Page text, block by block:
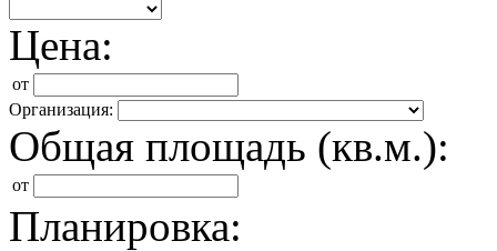
Цена:
от
Организация:
Общая площадь (кв.м.):
от
Планировка: